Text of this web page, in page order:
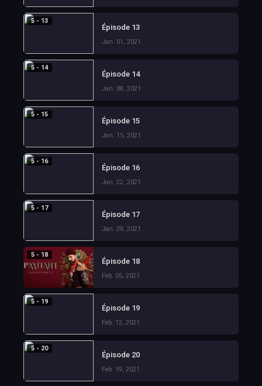
5 - 13
Épisode 13
Jan. 01, 2021
5 - 14
Épisode 14
Jan. 08, 2021
5 - 15
Épisode 15
Jan. 15, 2021
5 - 16
Épisode 16
Jan. 22, 2021
5 - 17
Épisode 17
Jan. 29, 2021
5 - 18
Épisode 18
Feb. 05, 2021
5 - 19
Épisode 19
Feb. 12, 2021
5 - 20
Épisode 20
Feb. 19, 2021